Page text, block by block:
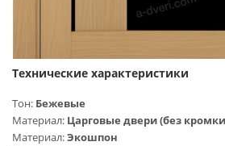
Технические характеристики
Тон: Бежевые
Материал: Царговые двери (без
Материал:Экошпон